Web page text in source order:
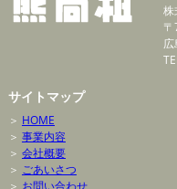
株
サイトマップ
＞ HOME
＞ 事業内容
＞ 会社概要
＞ ごあいさつ
＞ お問い合わせ